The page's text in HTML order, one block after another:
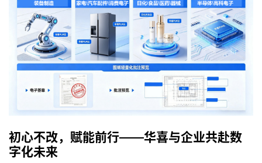
初心不改，赋能前行——华喜与企业共赴数
字化未来